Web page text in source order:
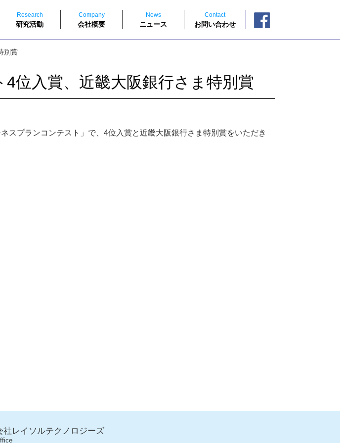
Research
研究活動
Company
会社概要
News
ニュース
Contact
お問い合わせ
別賞
位入賞、近畿大阪銀行さま特別賞
スプランコンテスト」で、 4位入賞と近畿大阪銀行さま特別賞をいただき
社レイソルテクノロジーズ